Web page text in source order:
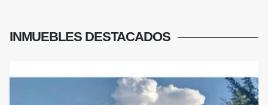
INMUEBLES DESTACADOS